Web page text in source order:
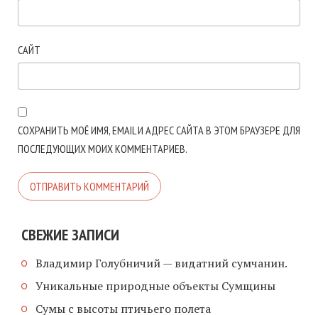
САЙТ
СОХРАНИТЬ МОЁ ИМЯ, EMAIL И АДРЕС САЙТА В ЭТОМ БРАУЗЕРЕ ДЛЯ
ПОСЛЕДУЮЩИХ МОИХ КОММЕНТАРИЕВ.
СВЕЖИЕ ЗАПИСИ
Владимир Голубничий — видатний сумчанин.
Уникальные природные объекты Сумщины
Сумы с высоты птичьего полета